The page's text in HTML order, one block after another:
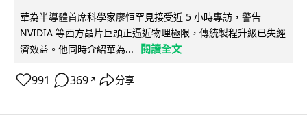
華為半導體首席科學家廖恒罕見接受近 5 小時專訪，警告
NVIDIA 等西方晶片巨頭正逼近物理極限，傳統製程升級已失經
濟效益。他同時介紹華為...
閱讀全文
991 369 ↗ 分享